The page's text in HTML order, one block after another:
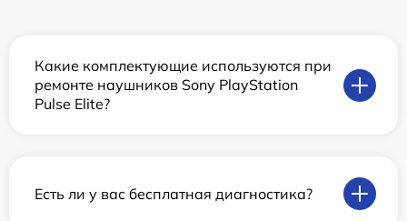
Какие комплектующие используются при
ремонте наушников Sony PlayStation
Pulse Elite?
Есть ли у вас бесплатная диагностика?